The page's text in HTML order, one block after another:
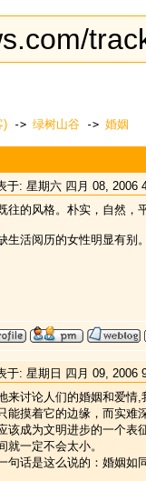
) -> 绿树山谷 -> 婚姻
于: 星期六 四月 08,
往的风格。朴实，自然，
生活阅历的女性明显有别
于: 星期日 四月 09,
来讨论人们的婚姻和爱情
能摸着它的边缘，而实难
该成为文明进步的一个表
就一定不会太小。
句话是这么说的：婚姻如